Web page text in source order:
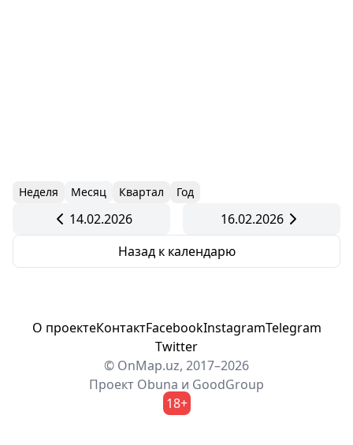
Неделя Месяц Квартал Год
14.02.2026
16.02.2026
Назад к календарю
О проектеКонтактFacebookInstagramTelegram
Twitter
© OnMap.uz, 2017–2026
Проект Obuna и GoodGroup
18+